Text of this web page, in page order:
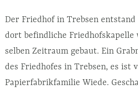
Der Friedhof in Trebsen entstand
dort befindliche Friedhofskapelle
selben Zeitraum gebaut. Ein
des Friedhofes in Trebsen, es ist
Papierfabrikfamilie Wiede.